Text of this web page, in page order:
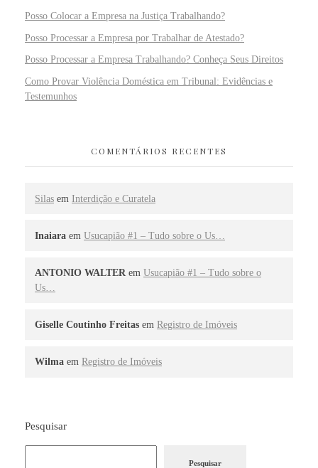
Posso Colocar a Empresa na Justiça Trabalhando?
Posso Processar a Empresa por Trabalhar de Atestado?
Posso Processar a Empresa Trabalhando? Conheça Seus Direitos
Como Provar Violência Doméstica em Tribunal: Evidências e
Testemunhos
COMENTÁRIOS RECENTES
Silas em Interdição e Curatela
Inaiara em Usucapião #1 – Tudo sobre o Us…
ANTONIO WALTER em Usucapião #1 – Tudo sobre o
Us…
Giselle Coutinho Freitas em Registro de Imóveis
Wilma em Registro de Imóveis
Pesquisar
Pesquisar